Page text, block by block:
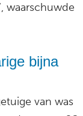
waarschuwde
bijna
van was